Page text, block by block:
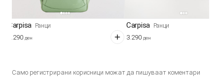
Carpisa Ранци
3.290 ден
Carpisa Ранци
3.290 ден
Само регистрирани корисници можат да пишуваат коментари